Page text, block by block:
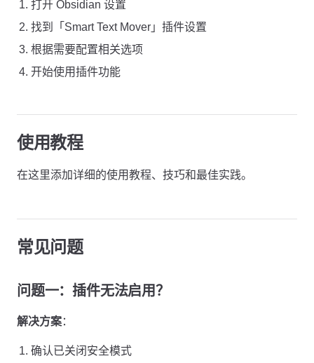
打开 Obsidian 设置
找到「Smart Text Mover」插件设置
根据需要配置相关选项
开始使用插件功能
使用教程
在这里添加详细的使用教程、技巧和最佳实践。
常见问题
问题一：插件无法启用？
解决方案：
确认已关闭安全模式